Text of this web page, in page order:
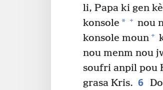
li, Papa ki gen
konsole * + nou
konsole moun +
nou menm nou
soufri anpil pou
grasa Kris. 6